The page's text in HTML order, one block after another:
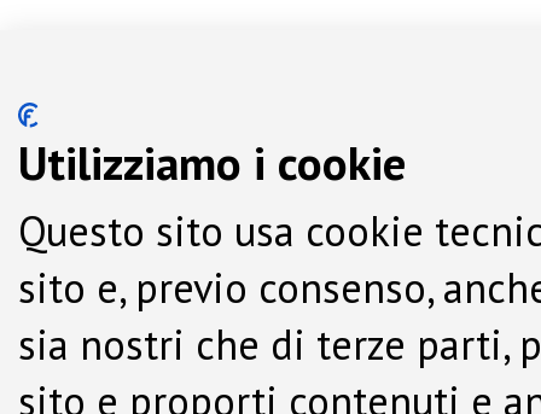
Utilizziamo i cookie
Questo sito usa cookie
sito e, previo consenso,
sia nostri che di terze parti,
sito e proporti contenuti e